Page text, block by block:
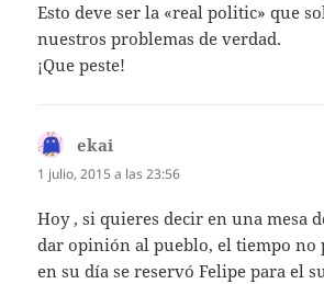
Esto deve ser la «real politic» que
nuestros problemas de verdad.
¡Que peste!
ekai
1 julio, 2015 a las 23:56
Hoy , si quieres decir en una mesa
dar opinión al pueblo, el tiempo no
en su día se reservó Felipe para el